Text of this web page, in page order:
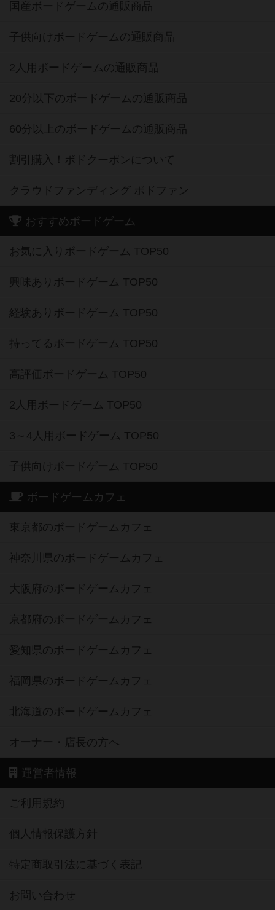
国産ボードゲームの通販商品
子供向けボードゲームの通販商品
2人用ボードゲームの通販商品
20分以下のボードゲームの通販商品
60分以上のボードゲームの通販商品
割引購入！ボドクーポンについて
クラウドファンディング ボドファン
おすすめボードゲーム
お気に入りボードゲーム TOP50
興味ありボードゲーム TOP50
経験ありボードゲーム TOP50
持ってるボードゲーム TOP50
高評価ボードゲーム TOP50
2人用ボードゲーム TOP50
3～4人用ボードゲーム TOP50
子供向けボードゲーム TOP50
ボードゲームカフェ
東京都のボードゲームカフェ
神奈川県のボードゲームカフェ
大阪府のボードゲームカフェ
京都府のボードゲームカフェ
愛知県のボードゲームカフェ
福岡県のボードゲームカフェ
北海道のボードゲームカフェ
オーナー・店長の方へ
運営者情報
ご利用規約
個人情報保護方針
特定商取引法に基づく表記
お問い合わせ